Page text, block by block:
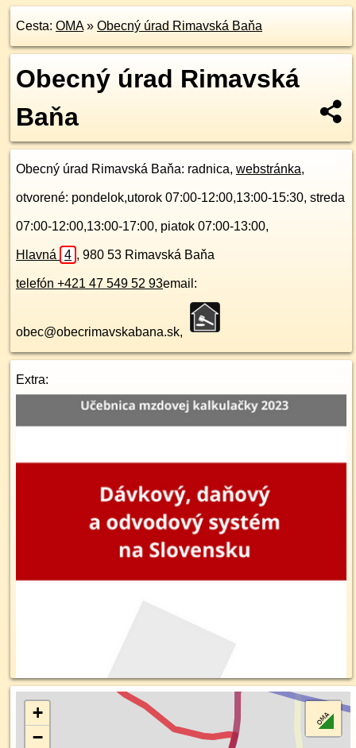
Cesta: OMA» Obecný úrad Rimavská Baňa
Obecný úrad Rimavská
Baňa
Obecný úrad Rimavská Baňa: radnica, webstránka,
otvorené: pondelok,utorok 07:00-12:00,13:00-15:30, streda
07:00-12:00,13:00-17:00, piatok 07:00-13:00,
Hlavná 4 , 980 53 Rimavská Baňa
telefón +421 47 549 52 93email:
obec@obecrimavskabana.sk,
Extra:
+
−